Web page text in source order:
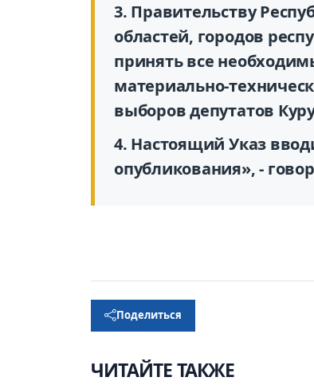
3. Правительству
областей, городов
принять все
материально-
выборов депутатов
4. Настоящий Указ
опубликования», -
Поделиться
ЧИТАЙТЕ ТАКЖЕ